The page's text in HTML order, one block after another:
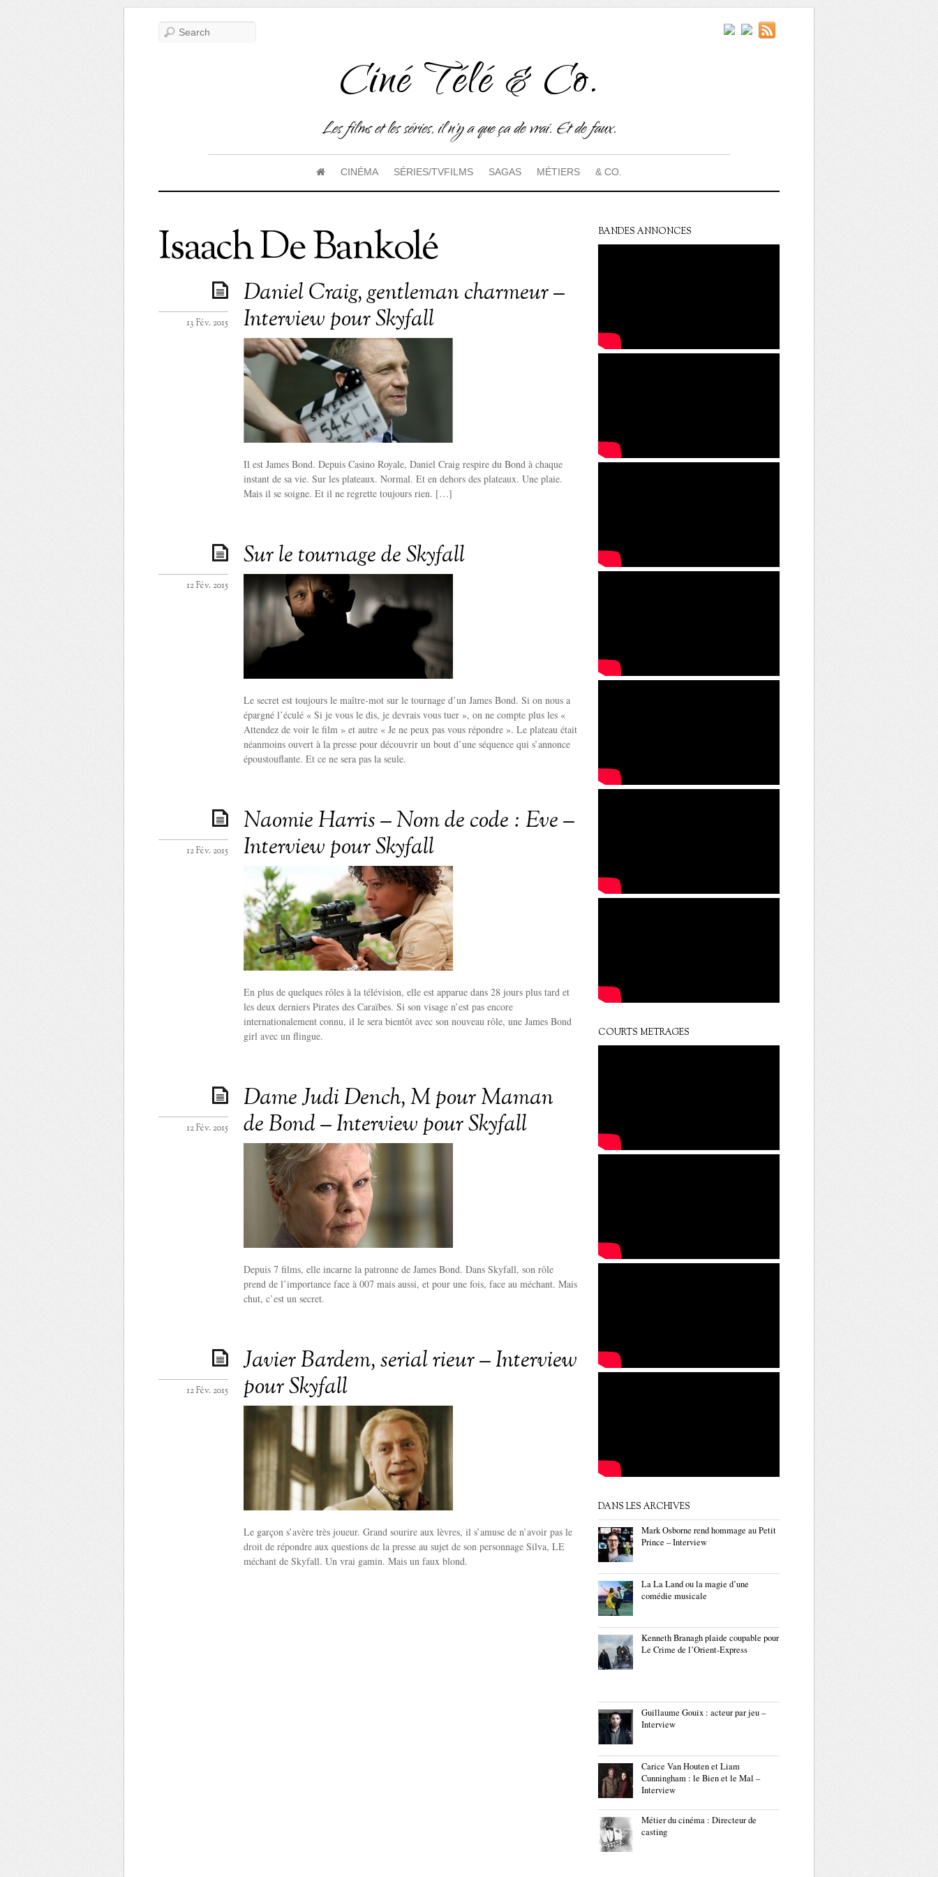
Ciné Télé & Co.
Les films et les séries, il n'y a que ça de vrai. Et de faux.
CINÉMA SÉRIES/TVFILMS SAGAS MÉTIERS & CO.
Isaach De Bankolé
Daniel Craig, gentleman charmeur –
Interview pour Skyfall
13 Fév. 2015
Il est James Bond. Depuis Casino Royale, Daniel Craig respire du Bond à chaque
instant de sa vie. Sur les plateaux. Normal. Et en dehors des plateaux. Une plaie.
Mais il se soigne. Et il ne regrette toujours rien. […]
Sur le tournage de Skyfall
12 Fév. 2015
Le secret est toujours le maître-mot sur le tournage d’un James Bond. Si on nous a
épargné l’éculé « Si je vous le dis, je devrais vous tuer », on ne compte plus les «
Attendez de voir le film » et autre « Je ne peux pas vous répondre ». Le plateau était
néanmoins ouvert à la presse pour découvrir un bout d’une séquence qui s’annonce
époustouflante. Et ce ne sera pas la seule.
Naomie Harris – Nom de code : Eve –
Interview pour Skyfall
12 Fév. 2015
En plus de quelques rôles à la télévision, elle est apparue dans 28 jours plus tard et
les deux derniers Pirates des Caraïbes. Si son visage n’est pas encore
internationalement connu, il le sera bientôt avec son nouveau rôle, une James Bond
girl avec un flingue.
Dame Judi Dench, M pour Maman
de Bond – Interview pour Skyfall
12 Fév. 2015
Depuis 7 films, elle incarne la patronne de James Bond. Dans Skyfall, son rôle
prend de l’importance face à 007 mais aussi, et pour une fois, face au méchant. Mais
chut, c’est un secret.
Javier Bardem, serial rieur – Interview
pour Skyfall
12 Fév. 2015
Le garçon s’avère très joueur. Grand sourire aux lèvres, il s’amuse de n’avoir pas le
droit de répondre aux questions de la presse au sujet de son personnage Silva, LE
méchant de Skyfall. Un vrai gamin. Mais un faux blond.
BANDES ANNONCES
COURTS METRAGES
DANS LES ARCHIVES
Mark Osborne rend hommage au Petit
Prince – Interview
La La Land ou la magie d’une
comédie musicale
Kenneth Branagh plaide coupable pour
Le Crime de l’Orient-Express
Guillaume Gouix : acteur par jeu –
Interview
Carice Van Houten et Liam
Cunningham : le Bien et le Mal –
Interview
Métier du cinéma : Directeur de
casting